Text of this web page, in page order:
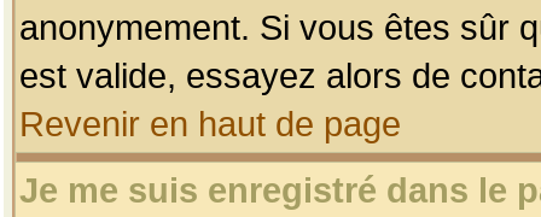
anonymement. Si vous êtes sûr
est valide, essayez alors de
Revenir en haut de page
Je me suis enregistré dans le